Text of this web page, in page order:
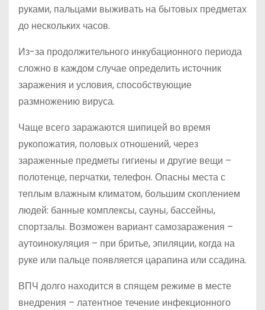
руками, пальцами выживать на бытовых предметах
до нескольких часов.
Из-за продолжительного инкубационного периода
сложно в каждом случае определить источник
заражения и условия, способствующие
размножению вируса.
Чаще всего заражаются шипицей во время
рукопожатия, половых отношений, через
зараженные предметы гигиены и другие вещи –
полотенце, перчатки, телефон. Опасны места с
теплым влажным климатом, большим скоплением
людей: банные комплексы, сауны, бассейны,
спортзалы. Возможен вариант самозаражения –
аутоинокуляция – при бритье, эпиляции, когда на
руке или пальце появляется царапина или ссадина.
ВПЧ долго находится в спящем режиме в месте
внедрения – латентное течение инфекционного